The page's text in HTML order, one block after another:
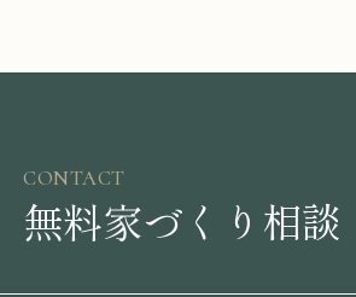
CONTACT
無料家づくり相談